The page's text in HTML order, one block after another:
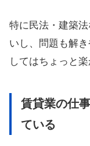
特に民法・建築
いし、問題も解
してはちょっと
賃貸業の仕
ている